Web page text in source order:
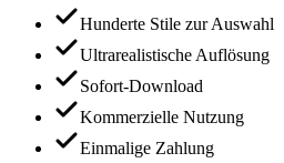
Hunderte Stile zur Auswahl
Ultrarealistische Auflösung
Sofort-Download
Kommerzielle Nutzung
Einmalige Zahlung